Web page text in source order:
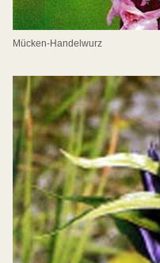
Mücken-Handelwurz